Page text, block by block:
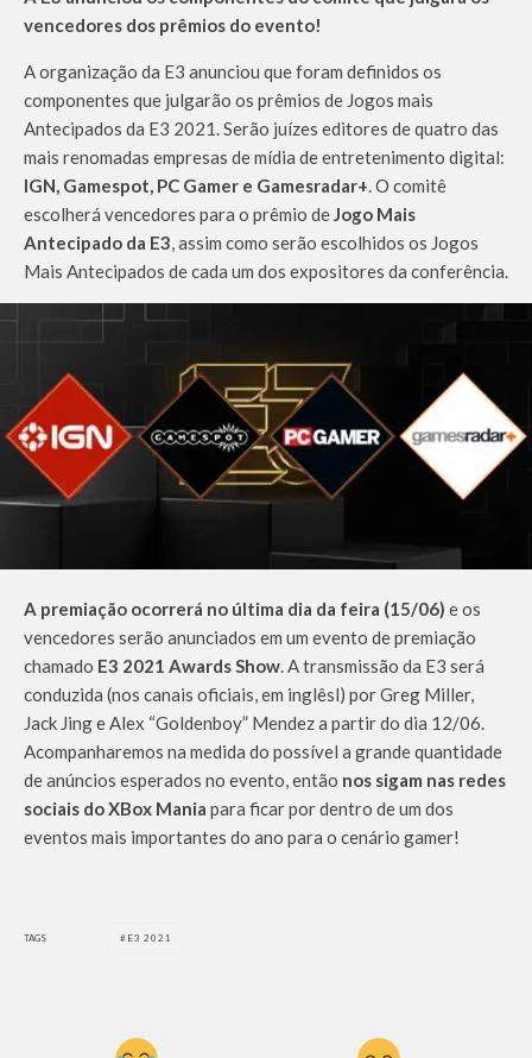
vencedores dos prêmios do evento!
A organização da E3 anunciou que foram definidos os
componentes que julgarão os prêmios de Jogos mais
Antecipados da E3 2021. Serão juízes editores de quatro das
mais renomadas empresas de mídia de entretenimento digital:
IGN, Gamespot, PC Gamer e Gamesradar+. O comitê
escolherá vencedores para o prêmio deJogo Mais
Antecipado da E3, assim como serão escolhidos os Jogos
Mais Antecipados de cada um dos expositores da conferência.
A premiação ocorrerá no última dia da feira (15/06) e os
vencedores serão anunciados em um evento de premiação
chamado E3 2021 Awards Show. A transmissão da E3 será
conduzida (nos canais oficiais, em inglêsl) por Greg Miller,
Jack Jing e Alex “Goldenboy” Mendez a partir do dia 12/06.
Acompanharemos na medida do possível a grande quantidade
de anúncios esperados no evento, então nos sigam nas redes
sociais do XBox Mania para ficar por dentro de um dos
eventos mais importantes do ano para o cenário gamer!
TAGS E3 2021